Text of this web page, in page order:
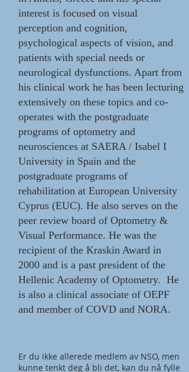
interest is focused on visual
perception and cognition,
psychological aspects of vision, and
patients with special needs or
neurological dysfunctions. Apart from
his clinical work he has been lecturing
extensively on these topics and co-
operates with the postgraduate
programs of optometry and
neurosciences at SAERA / Isabel I
University in Spain and the
postgraduate programs of
rehabilitation at European University
Cyprus (EUC). He also serves on the
peer review board of Optometry &
Visual Performance. He was the
recipient of the Kraskin Award in
2000 and is a past president of the
Hellenic Academy of Optometry. He
is also a clinical associate of OEPF
and member of COVD and NORA.
Er du ikke allerede medlem av NSO, men
kunne tenkt deg å bli det, kan du nå fylle